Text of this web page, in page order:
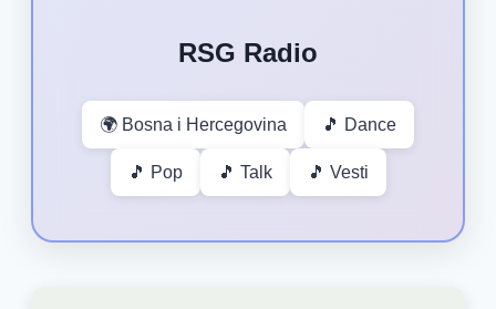
RSG Radio
🌍 Bosna i Hercegovina 🎵 Dance
🎵 Pop 🎵 Talk 🎵 Vesti